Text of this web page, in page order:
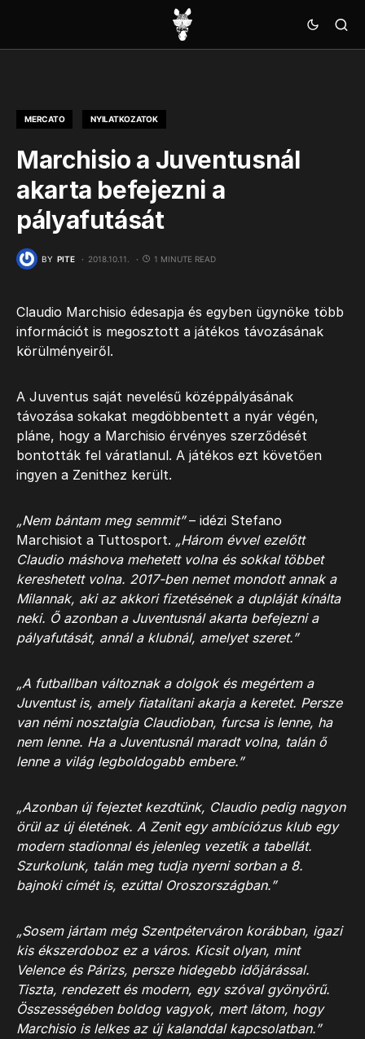
MERCATO NYILATKOZATOK
Marchisio a Juventusnál
akarta befejezni a
pályafutását
BY PITE 2018.10.11. 1 MINUTE READ
Claudio Marchisio édesapja és egyben ügynöke több
információt is megosztott a játékos távozásának
körülményeiről.
A Juventus saját nevelésű középpályásának
távozása sokakat megdöbbentett a nyár végén,
pláne, hogy a Marchisio érvényes szerződését
bontották fel váratlanul. A játékos ezt követően
ingyen a Zenithez került.
„Nem bántam meg semmit”– idézi Stefano
Marchisiot a Tuttosport. „Három évvel ezelőtt
Claudio máshova mehetett volna és sokkal többet
kereshetett volna. 2017-ben nemet mondott annak a
Milannak, aki az akkori fizetésének a dupláját kínálta
neki. Ő azonban a Juventusnál akarta befejezni a
pályafutását, annál a klubnál, amelyet szeret.”
„A futballban változnak a dolgok és megértem a
Juventust is, amely fiatalítani akarja a keretet. Persze
van némi nosztalgia Claudioban, furcsa is lenne, ha
nem lenne. Ha a Juventusnál maradt volna, talán ő
lenne a világ legboldogabb embere.”
„Azonban új fejeztet kezdtünk, Claudio pedig nagyon
örül az új életének. A Zenit egy ambíciózus klub egy
modern stadionnal és jelenleg vezetik a tabellát.
Szurkolunk, talán meg tudja nyerni sorban a 8.
bajnoki címét is, ezúttal Oroszországban.”
„Sosem jártam még Szentpéterváron korábban, igazi
kis ékszerdoboz ez a város. Kicsit olyan, mint
Velence és Párizs, persze hidegebb időjárással.
Tiszta, rendezett és modern, egy szóval gyönyörű.
Összességében boldog vagyok, mert látom, hogy
Marchisio is lelkes az új kalanddal kapcsolatban.”